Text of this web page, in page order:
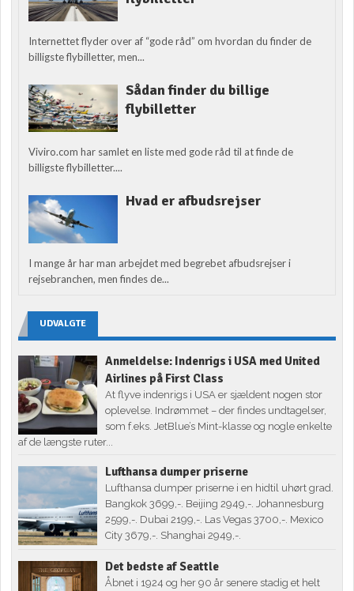
Internettet flyder over af “gode råd” om hvordan du finder de
billigste flybilletter, men...
Sådan finder du billige
flybilletter
Viviro.com har samlet en liste med gode råd til at finde de
billigste flybilletter....
Hvad er afbudsrejser
I mange år har man arbejdet med begrebet afbudsrejser i
rejsebranchen, men findes de...
UDVALGTE
Anmeldelse: Indenrigs i USA med United
Airlines på First Class
At flyve indenrigs i USA er sjældent nogen stor
oplevelse. Indrømmet – der findes undtagelser,
som f.eks. JetBlue’s Mint-klasse og nogle enkelte
af de længste ruter...
Lufthansa dumper priserne
Lufthansa dumper priserne i en hidtil uhørt grad.
Bangkok 3699,-. Beijing 2949,-. Johannesburg
2599,-. Dubai 2199,-. Las Vegas 3700,-. Mexico
City 3679,-. Shanghai 2949,-.
Det bedste af Seattle
Åbnet i 1924 og her 90 år senere stadig et helt